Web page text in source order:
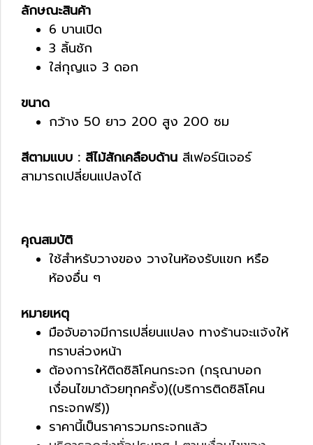
ลักษณะสินค้า
6 บานเปิด
3 ลิ้นชัก
ใส่กุญแจ 3 ดอก
ขนาด
กว้าง 50 ยาว 200 สูง 200 ซม
สีตามแบบ : สีไม้สักเคลือบด้าน สีเฟอร์นิเจอร์
สามารถเปลี่ยนแปลงได้
คุณสมบัติ
ใช้สำหรับวางของ วางในห้องรับแขก หรือ
ห้องอื่น ๆ
หมายเหตุ
มือจับอาจมีการเปลี่ยนแปลง ทางร้านจะแจ้งให้
ทราบล่วงหน้า
ต้องการให้ติดซิลิโคนกระจก (กรุณาบอก
เงื่อนไขมาด้วยทุกครั้ง)((บริการติดซิลิโคน
กระจกฟรี))
ราคานี้เป็นราคารวมกระจกแล้ว